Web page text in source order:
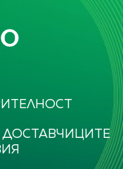
ДОСТАВЧИЦИТЕ